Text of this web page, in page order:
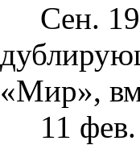
Сен.
«Мир»,
11